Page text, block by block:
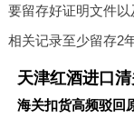
要留存好证明文件
相关记录至少留存2
天津红酒进口
海关扣货高频驳回